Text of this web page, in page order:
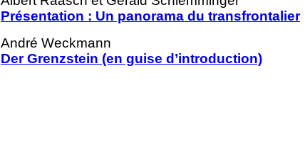
Présentation : Un panorama du transfrontalier
André Weckmann
Der Grenzstein (en guise d’introduction)